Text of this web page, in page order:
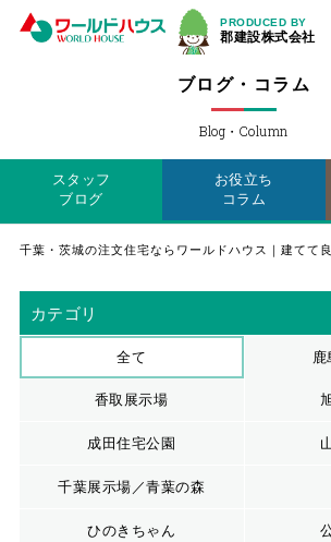
PRODUCED BY
郡建設株式会社
ブログ・コラム
Blog・Column
スタッフ
ブログ
お役立ち
コラム
千葉・茨城の注文住宅ならワールドハウス｜建てて
カテゴリ
全て 鹿
香取展示場
成田住宅公園
千葉展示場／青葉の森
ひのきちゃん